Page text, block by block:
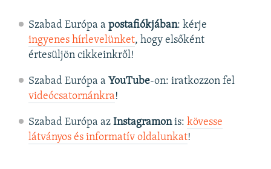
Szabad Európa a postafiókjában: kérje
ingyenes hírlevelünket, hogy elsőként
értesüljön cikkeinkről!
Szabad Európa a YouTube-on: iratkozzon fel
videócsatornánkra!
Szabad Európa az Instagramonis: kövesse
látványos és informatív oldalunkat! ​